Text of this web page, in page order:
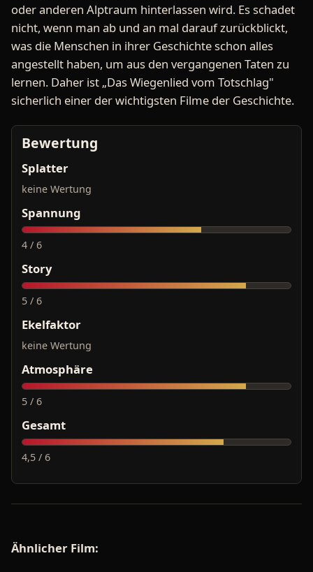
oder anderen Alptraum hinterlassen wird. Es schadet
nicht, wenn man ab und an mal darauf zurückblickt,
was die Menschen in ihrer Geschichte schon alles
angestellt haben, um aus den vergangenen Taten zu
lernen. Daher ist „Das Wiegenlied vom Totschlag"
sicherlich einer der wichtigsten Filme der Geschichte.
Bewertung
Splatter
keine Wertung
Spannung
4 / 6
Story
5 / 6
Ekelfaktor
keine Wertung
Atmosphäre
5 / 6
Gesamt
4,5 / 6
Ähnlicher Film: